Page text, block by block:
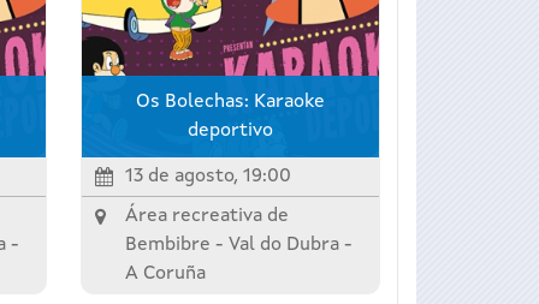
-
Os Bolechas: Karaoke
deportivo
13 de agosto, 19:00
Área recreativa de
Bembibre - Val do Dubra -
A Coruña